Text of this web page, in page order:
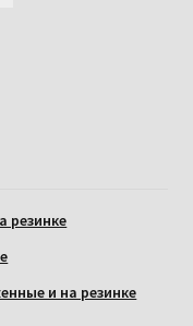
резинке
и на резинке